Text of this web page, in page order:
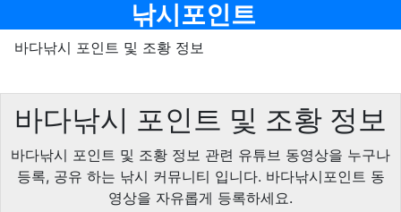
낚시포인트
바다낚시 포인트 및 조황 정보
바다낚시 포인트 및 조황 정보
바다낚시 포인트 및 조황 정보 관련 유튜브 동영상을 누구나
등록, 공유 하는 낚시 커뮤니티 입니다. 바다낚시포인트 동
영상을 자유롭게 등록하세요.